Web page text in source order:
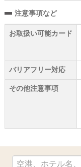
注意事項など
お取扱い可能カード
バリアフリー対応
その他注意事項